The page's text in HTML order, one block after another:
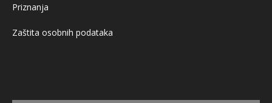
Priznanja
Zaštita osobnih podataka